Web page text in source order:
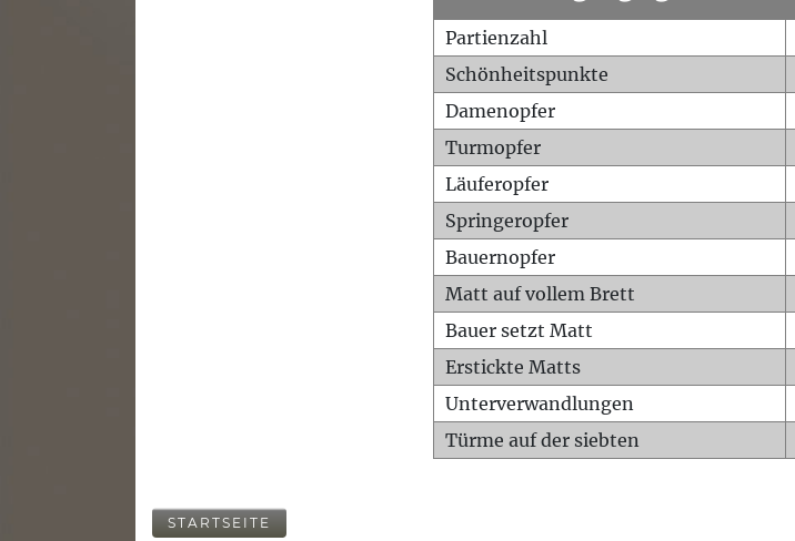
Partienzahl
Schönheitspunkte
Damenopfer
Turmopfer
Läuferopfer
Springeropfer
Bauernopfer
Matt auf vollem Brett
Bauer setzt Matt
Erstickte Matts
Unterverwandlungen
Türme auf der siebten
STARTSEITE